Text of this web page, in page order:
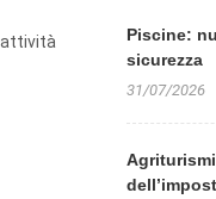
attività
Piscine:
sicurezza
31/07/2026